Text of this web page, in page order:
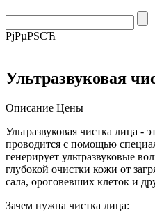
РјРµРЅСЋ
Ультразвуковая
Описание Цены
Ультразвуковая чистка лица -
проводится с помощью
генерирует ультразвуковые
глубокой очистки кожи от
сала, ороговевших клеток и
Зачем нужна чистка лица: